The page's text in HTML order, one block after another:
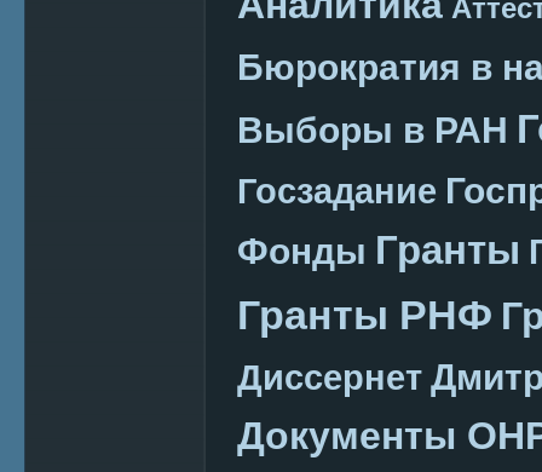
Бюрократия в
Выборы в РАН
Госзадание
Фонды Гранты
Гранты РНФ
Диссернет
Документы